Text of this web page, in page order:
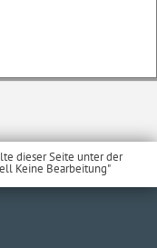
dieser Seite unter der